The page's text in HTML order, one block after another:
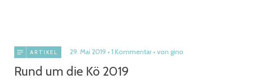
ARTIKEL 29. Mai 2019 1 Kommentar von gino
Rund um die Kö 2019